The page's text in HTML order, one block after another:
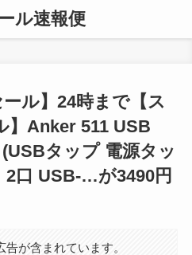
ル速報便
ール】24時まで【ス
】Anker 511 USB
タップ 電源タッ
2口 USB-…が3490円
が含まれています。